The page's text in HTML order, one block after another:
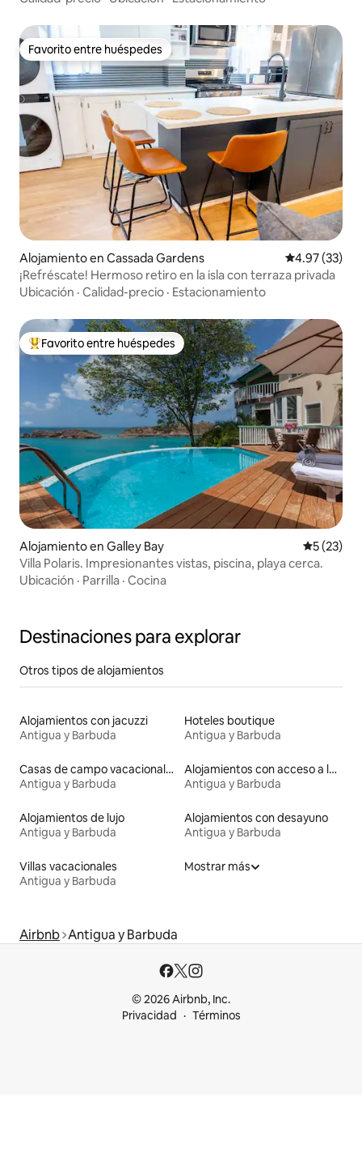
Favorito entre huéspedes
Favorito entre huéspedes
Alojamiento en Cassada Gardens Calificación
4.97 (33)
¡Refréscate! Hermoso retiro en la isla con terraza privada
Ubicación · Calidad-precio · Estacionamiento
Favorito entre huéspedes preferido
Favorito entre huéspedes
Alojamiento en Galley Bay
5 (23)
Villa Polaris. Impresionantes vistas, piscina, playa cerca.
Ubicación · Parrilla · Cocina
Destinaciones para explorar
Otros tipos de alojamientos
Alojamientos con jacuzzi
Antigua y Barbuda
Hoteles boutique
Antigua y Barbuda
Casas de campo vacacionales
Antigua y Barbuda
Alojamientos con acceso a la playa
Antigua y Barbuda
Alojamientos de lujo
Antigua y Barbuda
Alojamientos con desayuno
Antigua y Barbuda
Villas vacacionales
Antigua y Barbuda
Mostrar más
Airbnb Antigua y Barbuda
© 2026 Airbnb, Inc.
Privacidad
Términos